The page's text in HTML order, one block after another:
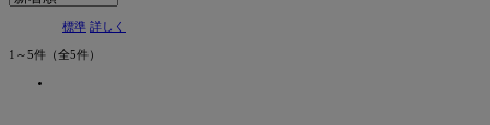
標準 詳しく
1～5件 （全5件）